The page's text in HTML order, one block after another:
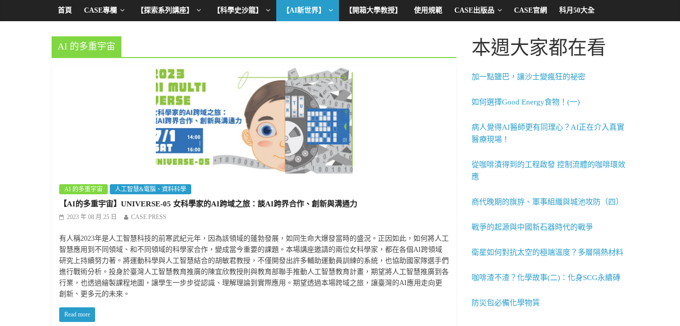
首頁 CASE專欄 【探索系列講座】 【科學史沙龍】 【AI新世界】 【開箱大學教授】 使用規範 CASE出版品 CASE官網 科月50大全
AI 的多重宇宙
AI 的多重宇宙 人工智慧&電腦、資料科學
【AI的多重宇宙】UNIVERSE-05 女科學家的AI跨域之旅：談AI跨界合作、創新與溝通力
2023 年 08 月 25 日 CASE PRESS
有人稱2023年是人工智慧科技的前寒武紀元年，因為該領域的蓬勃發展，如同生命大爆發當時的盛況。正因如此，如何將人工
智慧應用到不同領域、和不同領域的科學家合作，變成當今重要的課題。本場講座邀請的兩位女科學家，都在各個AI跨領域
研究上持續努力著。將運動科學與人工智慧結合的胡敏君教授，不僅開發出許多輔助運動員訓練的系統，也協助國家隊選手們
進行戰術分析。投身於臺灣人工智慧教育推廣的陳宜欣教授則與教育部聯手推動人工智慧教育計畫，期望將人工智慧推廣到各
行業，也透過繪製課程地圖，讓學生一步步從認識、理解理論到實際應用。期望透過本場跨域之旅，讓臺灣的AI應用走向更
創新、更多元的未來。
Read more
本週大家都在看
加一點鹽巴，讓沙士變瘋狂的祕密
如何選擇Good Energy食物！(一)
病人覺得AI醫師更有同理心？AI正在介入真實
醫療現場！
從咖啡漬得到的工程啟發 控制流體的咖啡環效
應
商代晚期的旗斿、軍事組織與城池攻防（四）
戰爭的起源與中國新石器時代的戰爭
衛星如何對抗太空的極端溫度？多層隔熱材料
咖啡渣不渣？化學故事(二)：化身SCG永續磚
防災包必備化學物質